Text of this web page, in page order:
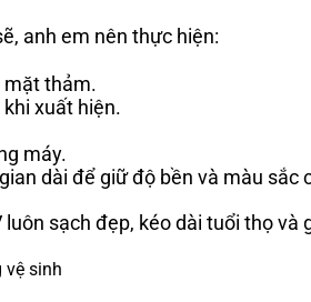
anh em nên thực hiện:
mặt thảm.
xuất hiện.
máy.
dài để giữ độ bền và màu sắc
sạch đẹp, kéo dài tuổi thọ